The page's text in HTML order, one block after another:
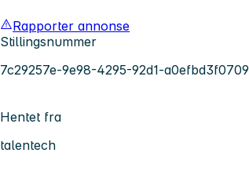
Rapporter annonse
Stillingsnummer
7c29257e-9e98-4295-92d1-a0efbd3f0709
Hentet fra
talentech